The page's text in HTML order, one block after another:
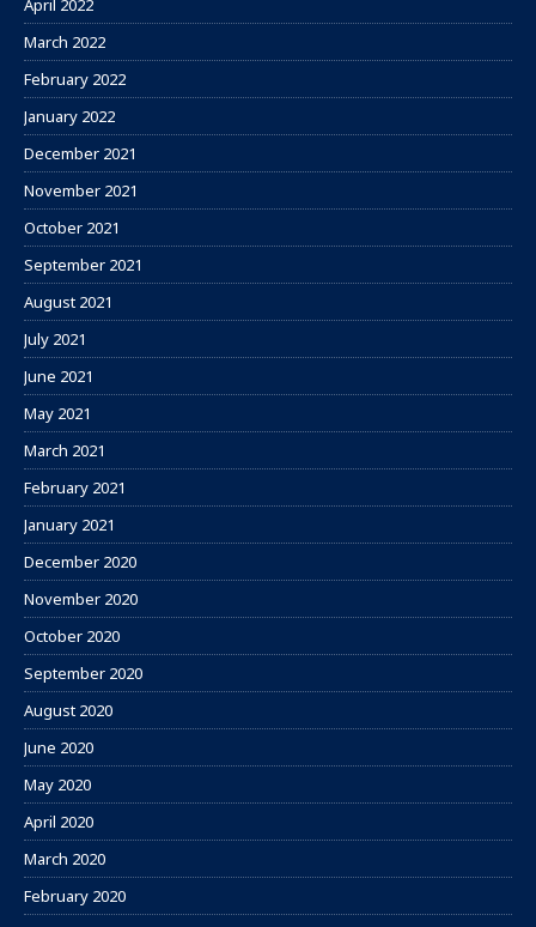
April 2022
March 2022
February 2022
January 2022
December 2021
November 2021
October 2021
September 2021
August 2021
July 2021
June 2021
May 2021
March 2021
February 2021
January 2021
December 2020
November 2020
October 2020
September 2020
August 2020
June 2020
May 2020
April 2020
March 2020
February 2020